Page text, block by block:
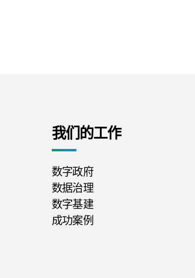
我们的工作
数字政府
数据治理
数字基建
成功案例